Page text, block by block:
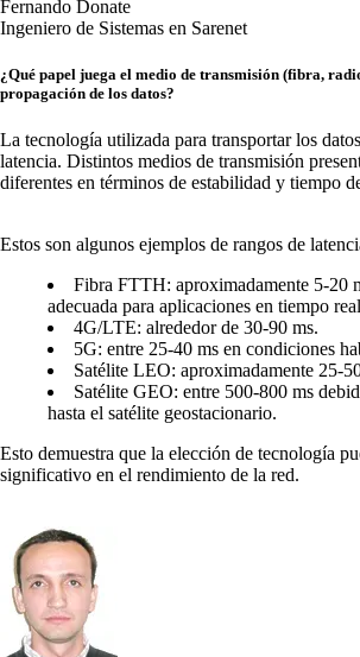
Fernando Donate
Ingeniero de Sistemas en Sarenet
¿Qué papel juega el medio de transmisión (fibra,
propagación de los datos?
La tecnología utilizada para transportar los
latencia. Distintos medios de transmisión
diferentes en términos de estabilidad y tiempo
Estos son algunos ejemplos de rangos de
Fibra FTTH: aproximadamente 5-20
adecuada para aplicaciones en tiempo
4G/LTE: alrededor de 30-90 ms.
5G: entre 25-40 ms en condiciones
Satélite LEO: aproximadamente 25-
Satélite GEO: entre 500-800 ms
hasta el satélite geostacionario.
Esto demuestra que la elección de tecnología
significativo en el rendimiento de la red.